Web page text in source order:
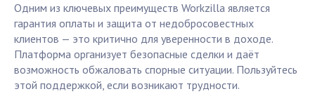
Одним из ключевых преимуществ Workzilla является
гарантия оплаты и защита от недобросовестных
клиентов — это критично для уверенности в доходе.
Платформа организует безопасные сделки и даёт
возможность обжаловать спорные ситуации. Пользуйтесь
этой поддержкой, если возникают трудности.